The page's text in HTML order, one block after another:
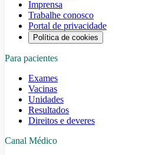
Imprensa
Trabalhe conosco
Portal de privacidade
Política de cookies
Para pacientes
Exames
Vacinas
Unidades
Resultados
Direitos e deveres
Canal Médico